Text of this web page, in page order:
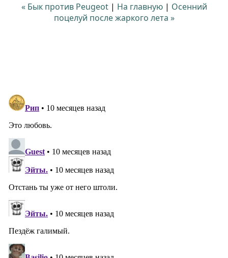
« Бык против Peugeot| На главную| Осенний
поцелуй после жаркого лета »